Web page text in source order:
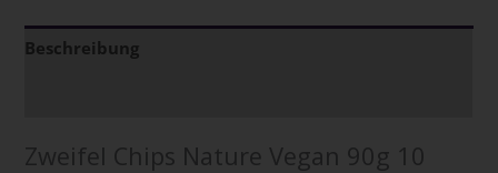
Beschreibung
Zweifel Chips Nature Vegan 90g 10